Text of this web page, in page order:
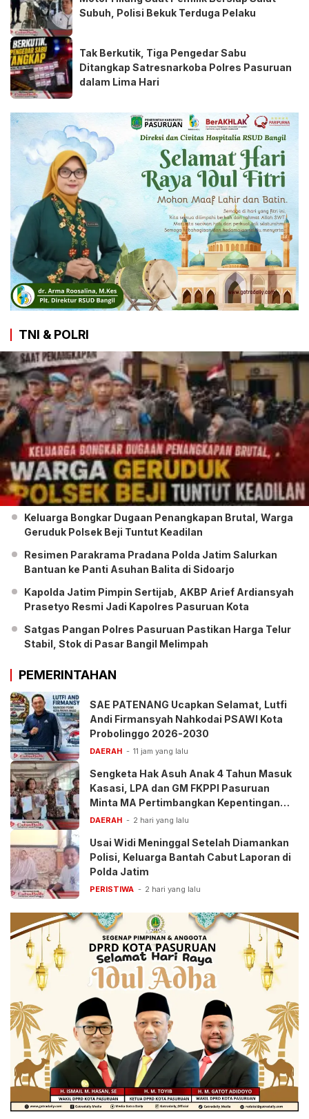
Subuh, Polisi Bekuk Terduga Pelaku
Tak Berkutik, Tiga Pengedar Sabu
Ditangkap Satresnarkoba Polres Pasuruan
dalam Lima Hari
TNI & POLRI
Keluarga Bongkar Dugaan Penangkapan Brutal, Warga
Geruduk Polsek Beji Tuntut Keadilan
Resimen Parakrama Pradana Polda Jatim Salurkan
Bantuan ke Panti Asuhan Balita di Sidoarjo
Kapolda Jatim Pimpin Sertijab, AKBP Arief Ardiansyah
Prasetyo Resmi Jadi Kapolres Pasuruan Kota
Satgas Pangan Polres Pasuruan Pastikan Harga Telur
Stabil, Stok di Pasar Bangil Melimpah
PEMERINTAHAN
SAE PATENANG Ucapkan Selamat, Lutfi
Andi Firmansyah Nahkodai PSAWI Kota
Probolinggo 2026-2030
DAERAH 11 jam yang lalu
Sengketa Hak Asuh Anak 4 Tahun Masuk
Kasasi, LPA dan GM FKPPI Pasuruan
Minta MA Pertimbangkan Kepentingan
Anak
DAERAH 2 hari yang lalu
Usai Widi Meninggal Setelah Diamankan
Polisi, Keluarga Bantah Cabut Laporan di
Polda Jatim
PERISTIWA 2 hari yang lalu